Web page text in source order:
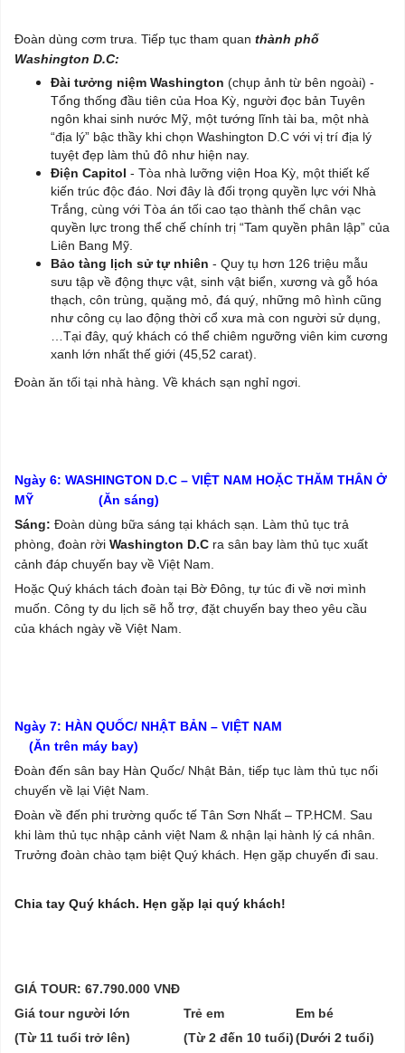
Đoàn dùng cơm trưa. Tiếp tục tham quan thành phố
Washington D.C:
Đài tưởng niệm Washington (chụp ảnh từ bên ngoài) -
Tổng thống đầu tiên của Hoa Kỳ, người đọc bản Tuyên
ngôn khai sinh nước Mỹ, một tướng lĩnh tài ba, một nhà
“địa lý” bậc thầy khi chọn Washington D.C với vị trí địa lý
tuyệt đẹp làm thủ đô như hiện nay.
Điện Capitol - Tòa nhà lưỡng viện Hoa Kỳ, một thiết kế
kiến trúc độc đáo. Nơi đây là đối trọng quyền lực với Nhà
Trắng, cùng với Tòa án tối cao tạo thành thế chân vạc
quyền lực trong thể chế chính trị “Tam quyền phân lập” của
Liên Bang Mỹ.
Bảo tàng lịch sử tự nhiên - Quy tụ hơn 126 triệu mẫu
sưu tập về động thực vật, sinh vật biển, xương và gỗ hóa
thạch, côn trùng, quặng mỏ, đá quý, những mô hình cũng
như công cụ lao động thời cổ xưa mà con người sử dụng,
…Tại đây, quý khách có thể chiêm ngưỡng viên kim cương
xanh lớn nhất thế giới (45,52 carat).
Đoàn ăn tối tại nhà hàng. Về khách sạn nghỉ ngơi.
Ngày 6: WASHINGTON D.C – VIỆT NAM HOẶC THĂM THÂN Ở
MỸ (Ăn sáng)
Sáng: Đoàn dùng bữa sáng tại khách sạn. Làm thủ tục trả
phòng, đoàn rời Washington D.C ra sân bay làm thủ tục xuất
cảnh đáp chuyến bay về Việt Nam.
Hoặc Quý khách tách đoàn tại Bờ Đông, tự túc đi về nơi mình
muốn. Công ty du lịch sẽ hỗ trợ, đặt chuyến bay theo yêu cầu
của khách ngày về Việt Nam.
Ngày 7: HÀN QUỐC/ NHẬT BẢN – VIỆT NAM
(Ăn trên máy bay)
Đoàn đến sân bay Hàn Quốc/ Nhật Bản, tiếp tục làm thủ tục nối
chuyến về lại Việt Nam.
Đoàn về đến phi trường quốc tế Tân Sơn Nhất – TP.HCM. Sau
khi làm thủ tục nhập cảnh việt Nam & nhận lại hành lý cá nhân.
Trưởng đoàn chào tạm biệt Quý khách. Hẹn gặp chuyến đi sau.
Chia tay Quý khách. Hẹn gặp lại quý khách!
GIÁ TOUR: 67.790.000 VNĐ
Giá tour người lớn
(Từ 11 tuổi trở lên)
Trẻ em
(Từ 2 đến 10 tuổi)
Em bé
(Dưới 2 tuổi)